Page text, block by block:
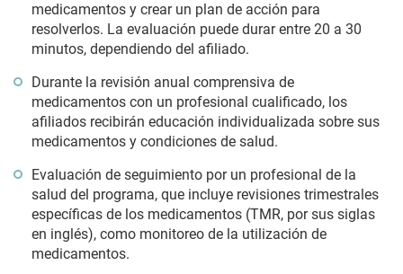
medicamentos y crear un plan de acción para
resolverlos. La evaluación puede durar entre 20 a 30
minutos, dependiendo del afiliado.
Durante la revisión anual comprensiva de
medicamentos con un profesional cualificado, los
afiliados recibirán educación individualizada sobre sus
medicamentos y condiciones de salud.
Evaluación de seguimiento por un profesional de la
salud del programa, que incluye revisiones trimestrales
específicas de los medicamentos (TMR, por sus siglas
en inglés), como monitoreo de la utilización de
medicamentos.